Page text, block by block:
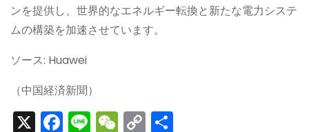
ンを提供し、世界的なエネルギー転換と新たな電力システ
ムの構築を加速させています。
ソース: Huawei
（中国経済新聞）
X F Li W C